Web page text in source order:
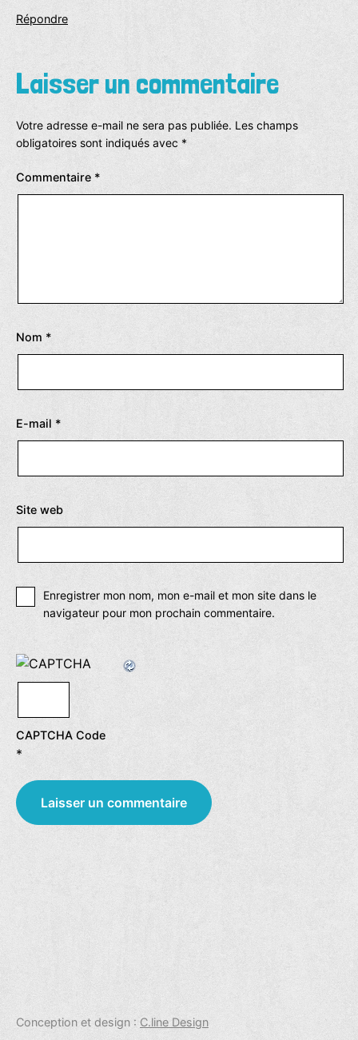
Répondre
Laisser un commentaire
Votre adresse e-mail ne sera pas publiée. Les champs
obligatoires sont indiqués avec *
Commentaire *
Nom *
E-mail *
Site web
Enregistrer mon nom, mon e-mail et mon site dans le
navigateur pour mon prochain commentaire.
CAPTCHA Code
*
Conception et design : C.line Design